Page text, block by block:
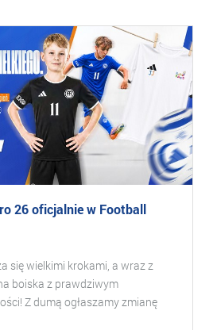
26 oficjalnie w Football
się wielkimi krokami, a wraz z
boiska z prawdziwym
Z dumą ogłaszamy zmianę